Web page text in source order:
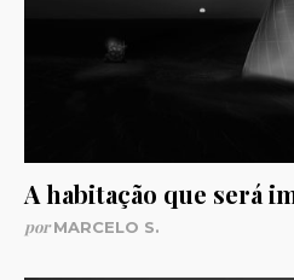
A habitação que será
porMARCELO S.